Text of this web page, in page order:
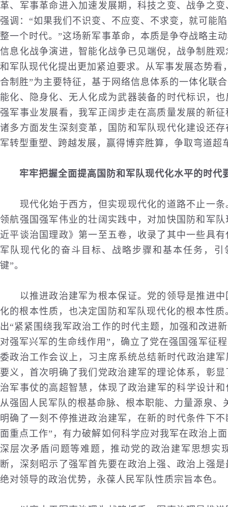
革、军事革命进入加速发展期，科技之变、战争之
强调：“如果我们不识变、不应变、不求变，就可能
整一个时代。”这场新军事革命，本质是争夺战略主
信息化战争演进，智能化战争已见端倪，战争制胜
和军队现代化提出更加紧迫要求。从军事发展态势
合制胜”为主要特征，基于网络信息体系的一体化联
能化、隐身化、无人化成为武器装备的时代标识，
强军事业发展看，我军正阔步走在高质量发展的新
诸多方面发生深刻变革，国防和军队现代化建设还
军转型重塑、跨越发展，赢得博弈胜算，争取弯道超
牢牢把握全面提高国防和军队现代化水平的时代
现代化始于西方，但实现现代化的道路不止一条
领航强国强军伟业的壮阔实践中，对加快国防和军
近平谈治国理政》第一至五卷，收录了其中一些具
军队现代化的奋斗目标、战略步骤和基本任务，
键”。
以推进政治建军为根本保证。党的领导是推进中
化的根本性质，也决定国防和军队现代化的根本性
出“紧紧围绕我军政治工作的时代主题，加强和改进
对强军兴军的生命线作用”，确立了党在强国强军征
委政治工作会议上，习主席系统总结新时代政治建
要义，首次明确了我们党政治建军的理论体系，彰
治军事仗的高超智慧，体现了政治建军的科学设计
从强固人民军队的根基命脉、根本职能、力量源泉
明确了一刻不停推进政治建军，在新的时代条件下
面重点工作”，有力破解如何科学应对我军在政治上
深层次矛盾问题等难题，推动党的政治建军思想实
断，深刻昭示了强军首先要在政治上强、政治上强
绝对领导的政治优势，永葆人民军队性质宗旨本色。